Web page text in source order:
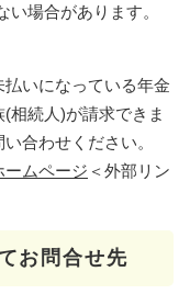
場合があります。
いになっている年金
相続人)が請求できま
合わせください。
ムページ ＜外部リン
お問合せ先